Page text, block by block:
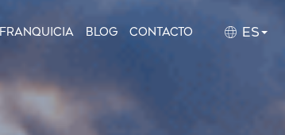
Franquicia Blog Contacto ES